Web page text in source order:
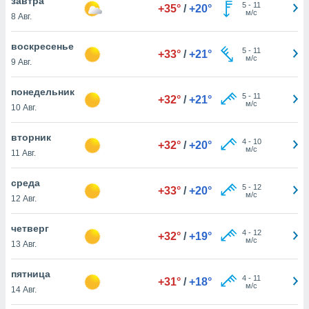
действия
на веб-
основе.
нашей
cookie
в
ВЫ
8 Авг.
+35° / +20° 5- 11
м/с
воскресенье
9 Авг.
+33° / +21° 5- 11
м/с
понедельник
10 Авг.
+32° / +21° 5- 11
м/с
вторник
11 Авг.
+32° / +20° 4- 10
м/с
среда
12 Авг.
+33° / +20° 5- 12
м/с
четверг
13 Авг.
+32° / +19° 4- 12
м/с
пятница
14 Авг.
+31° / +18° 4- 11
м/с